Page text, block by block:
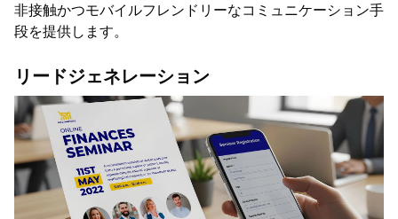
非接触かつモバイルフレンドリーなコミュニケーション手
段を提供します。
リードジェネレーション